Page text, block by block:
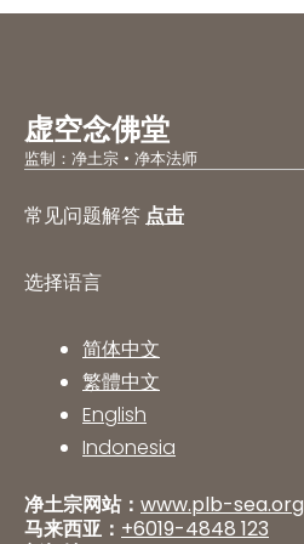
虚空念佛堂
监制：净土宗 • 净本法师
常见问题解答 点击
选择语言
简体中文
繁體中文
English
Indonesia
净土宗网站： www.plb-sea.org
马来西亚： +6019-4848 123